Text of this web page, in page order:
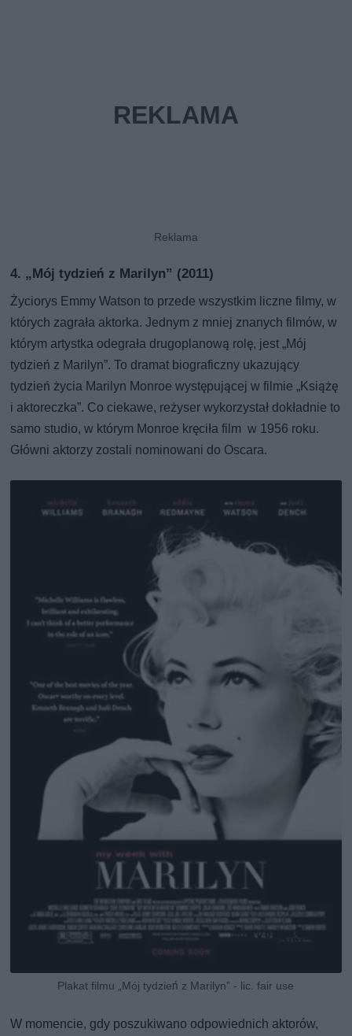
4. „Mój tydzień z Marilyn” (2011)
Życiorys Emmy Watson to przede wszystkim liczne filmy, w
których zagrała aktorka. Jednym z mniej znanych filmów, w
którym artystka odegrała drugoplanową rolę, jest „Mój
tydzień z Marilyn”. To dramat biograficzny ukazujący
tydzień życia Marilyn Monroe występującej w filmie „Książę
i aktoreczka”. Co ciekawe, reżyser wykorzystał dokładnie to
samo studio, w którym Monroe kręciła film w 1956 roku.
Główni aktorzy zostali nominowani do Oscara.
Plakat filmu „Mój tydzień z Marilyn” - lic. fair use
W momencie, gdy poszukiwano odpowiednich aktorów,